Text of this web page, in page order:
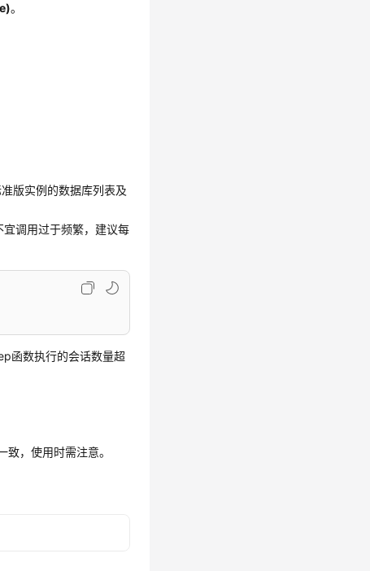
。
版实例的数据库列表及
调用过于频繁，建议每
函数执行的会话数量超
，使用时需注意。